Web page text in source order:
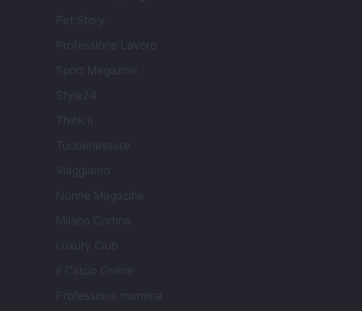
Pet Story
Professione Lavoro
Sport Magazine
Style24
Think.it
Tuobenessere
Viaggiamo
Nonne Magazine
Milano Cortina
Luxury Club
Il Calcio Online
Professione mamma